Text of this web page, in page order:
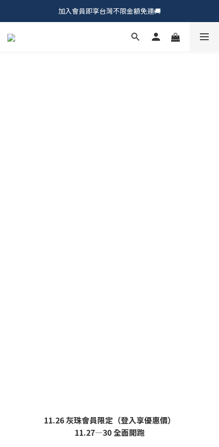
𝗖𝗵𝘂𝗠𝗘 𝗗𝗢𝗧｜新品上市𝟵𝟱折🍩
加入會員即享台灣不限金額免運🚚
𝗖𝗵𝘂𝗠𝗘 𝗗𝗢𝗧｜新品上市𝟵𝟱折🍩
11.26 灰珠會員限定（登入享優惠價）
11.27—30 全面開跑